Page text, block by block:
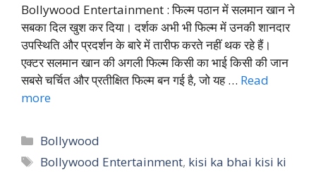
Bollywood Entertainment : फिल्म पठान में सलमान खान ने
सबका दिल खुश कर दिया। दर्शक अभी भी फिल्म में उनकी शानदार
उपस्थिति और प्रदर्शन के बारे में तारीफ करते नहीं थक रहे हैं।
एक्टर सलमान खान की अगली फिल्म किसी का भाई किसी की जान
सबसे चर्चित और प्रतीक्षित फिल्म बन गई है, जो यह … Read
more
Categories
Bollywood
Tags
Bollywood Entertainment, kisi ka bhai kisi ki